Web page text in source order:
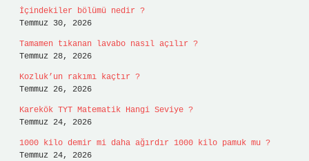
İçindekiler bölümü nedir ?
Temmuz 30, 2026
Tamamen tıkanan lavabo nasıl açılır ?
Temmuz 28, 2026
Kozluk’un rakımı kaçtır ?
Temmuz 26, 2026
Karekök TYT Matematik Hangi Seviye ?
Temmuz 24, 2026
1000 kilo demir mi daha ağırdır 1000 kilo pamuk mu ?
Temmuz 24, 2026